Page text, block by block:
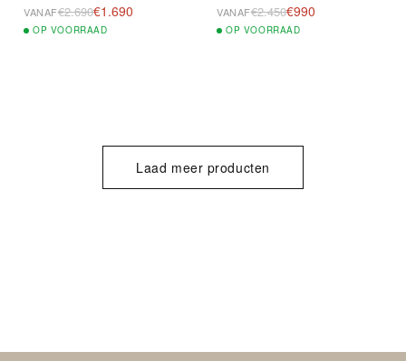
VANAF€2.690€1.690
OP VOORRAAD
VANAF€2.450€990
OP VOORRAAD
Laad meer producten